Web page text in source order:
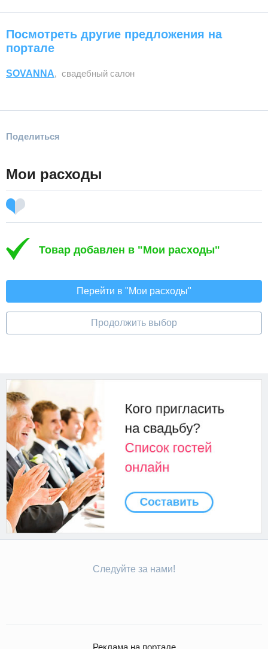
Посмотреть другие предложения на
портале
SOVANNA, свадебный салон
Поделиться
Мои расходы
Товар добавлен в "Мои расходы"
Перейти в "Мои расходы"
Продолжить выбор
Следуйте за нами!
Реклама на портале